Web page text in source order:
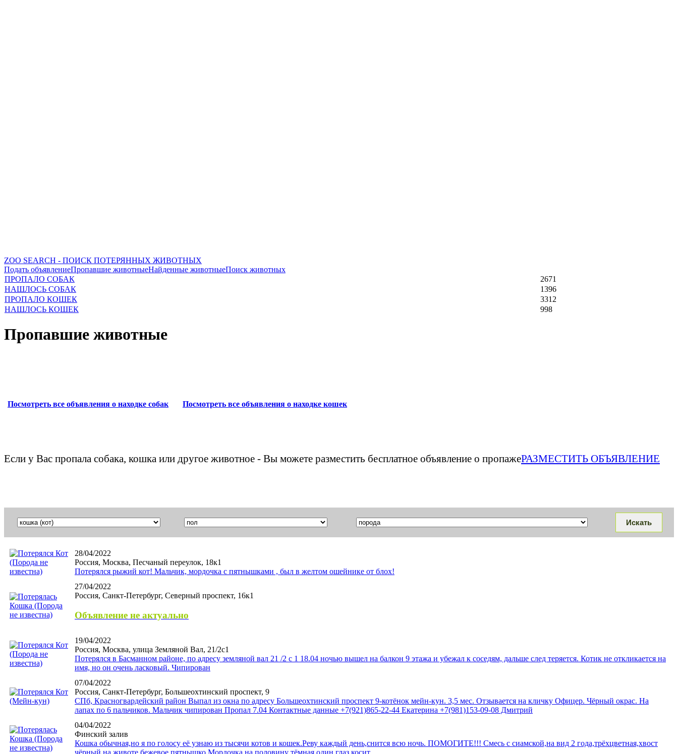
ZOO SEARCH - ПОИСК ПОТЕРЯННЫХ ЖИВОТНЫХ
Подать объявлениеПропавшие животныеНайденные животныеПоиск животных
ПРОПАЛО СОБАК
2671
НАШЛОСЬ СОБАК
1396
ПРОПАЛО КОШЕК
3312
НАШЛОСЬ КОШЕК
998
Пропавшие животные
Посмотреть все объявления о находке собак Посмотреть все объявления о находке кошек
Если у Вас пропала собака, кошка или другое животное - Вы можете разместить бесплатное объявление о пропажеРАЗМЕСТИТЬ ОБЪЯВЛЕНИЕ
28/04/2022
Россия, Москва, Песчаный переулок, 18к1
Потерялся рыжий кот! Мальчик, мордочка с пятнышками , был в желтом ошейнике от блох!
27/04/2022
Россия, Санкт-Петербург, Северный проспект, 16к1
Объявление не актуально
19/04/2022
Россия, Москва, улица Земляной Вал, 21/2с1
Потерялся в Басманном районе, по адресу земляной вал 21 /2 с 1 18.04 ночью вышел на балкон 9 этажа и убежал к соседям, дальше след теряется. Котик не откликается на
имя, но он очень ласковый. Чипирован
07/04/2022
Россия, Санкт-Петербург, Большеохтинский проспект, 9
СПб, Красногвардейский район Выпал из окна по адресу Большеохтинский проспект 9-котёнок мейн-кун. 3,5 мес. Отзывается на кличку Офицер. Чёрный окрас. На
лапах по 6 пальчиков. Мальчик чипирован Пропал 7.04 Контактные данные +7(921)865-22-44 Екатерина +7(981)153-09-08 Дмитрий
04/04/2022
Финский залив
Кошка обычная,но я по голосу её узнаю из тысячи котов и кошек.Реву каждый день,снится всю ночь. ПОМОГИТЕ!!! Смесь с сиамской,на вид 2 года,трёхцветная,хвост
чёрный,на животе бежевое пятнышко.Мордочка на половину тёмная,один глаз косит